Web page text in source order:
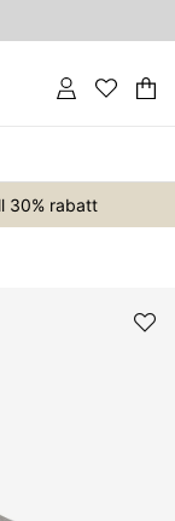
.
30% rabatt